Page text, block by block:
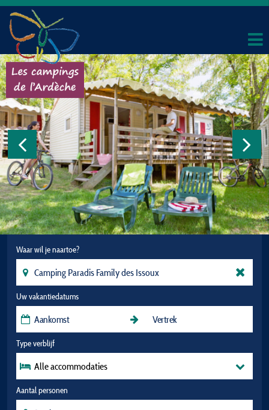
Waar wil je naartoe?
Uw vakantiedatums
Type verblijf
Alle accommodaties
Aantal personen